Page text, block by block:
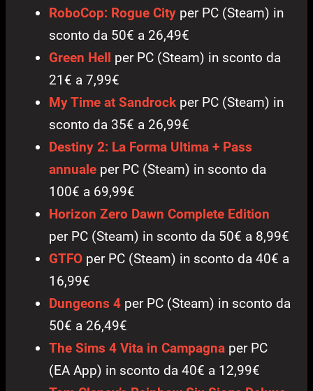
RoboCop: Rogue City per PC (Steam) in
sconto da 50€ a 26,49€
Green Hell per PC (Steam) in sconto da
21€ a 7,99€
My Time at Sandrock per PC (Steam) in
sconto da 35€ a 26,99€
Destiny 2: La Forma Ultima + Pass
annuale per PC (Steam) in sconto da
100€ a 69,99€
Horizon Zero Dawn Complete Edition
per PC (Steam) in sconto da 50€ a 8,99€
GTFO per PC (Steam) in sconto da 40€ a
16,99€
Dungeons 4 per PC (Steam) in sconto da
50€ a 26,49€
The Sims 4 Vita in Campagna per PC
(EA App) in sconto da 40€ a 12,99€